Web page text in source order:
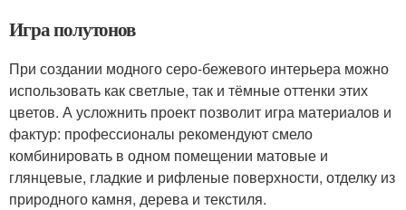
Игра полутонов
При создании модного серо-бежевого интерьера можно
использовать как светлые, так и тёмные оттенки этих
цветов. А усложнить проект позволит игра материалов и
фактур: профессионалы рекомендуют смело
комбинировать в одном помещении матовые и
глянцевые, гладкие и рифленые поверхности, отделку из
природного камня, дерева и текстиля.